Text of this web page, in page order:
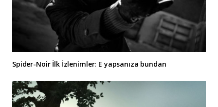
Spider-Noir İlk İzlenimler: E yapsanıza bundan